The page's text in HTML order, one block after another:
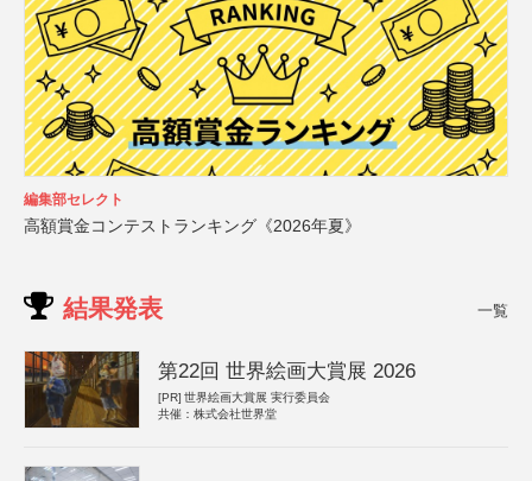
編集部セレクト
高額賞金コンテストランキング《2026年夏》
結果発表 一覧
第22回 世界絵画大賞展 2026
[PR] 世界絵画大賞展 実行委員会
共催：株式会社世界堂